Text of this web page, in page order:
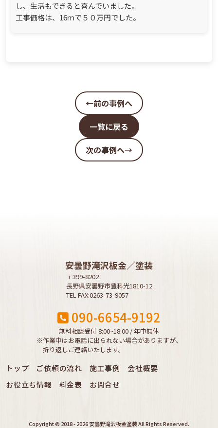
し、生活もできると喜んでいました。
工事価格は、16ｍで５０万円でした。
←前の事例へ
次の事例へ→
一覧に戻る
安曇野滝沢板金／塗装
〒399-8202
長野県安曇野市豊科光1810-12
TEL FAX:0263-73-9057
090-6654-9192
無料相談受付 8:00~18:00 / 年中無休
※作業中はお電話に出られない場合がありますが、
折り返しご連絡いたします。
トップ ご依頼の流れ 施工事例
会社概要
お役立ち情報
料金表 お問合せ
Copyright © 2018 - 2026 安曇野滝沢板金塗装 All Rights Reserved.